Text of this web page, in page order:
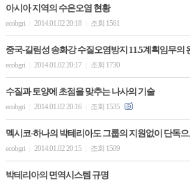
아시아 지역의 수은오염 현황
ecobgri 2014.01.02 20:18 조회 1561
중국-길림성 송화강 수질오염방지 11.5계획임무의
ecobgri 2014.01.02 20:17 조회 1730
수질과 토양에 초점을 맞추는 나사의 기술
ecobgri 2014.01.02 20:16 조회 1535
멕시코-하나의 박테리아도 그룹의 지원없이 단독
ecobgri 2014.01.02 20:15 조회 1509
박테리아의 면역시스템 규명